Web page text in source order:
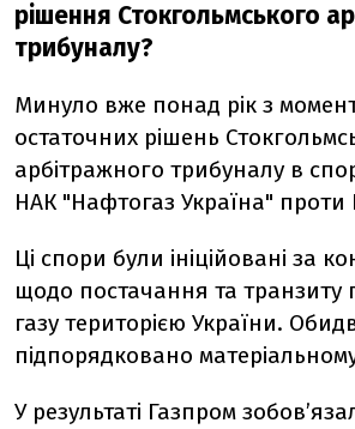
рішення Стокгольмського
трибуналу?
Минуло вже понад рік з
остаточних рішень
арбітражного трибуналу в
НАК "Нафтогаз Україна" проти
Ці спори були ініційовані за
щодо постачання та транзиту
газу територією України.
підпорядковано
У результаті Газпром